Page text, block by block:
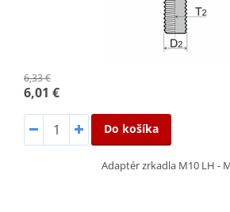
6,33 €
6,01 €
Do košíka
Adaptér zrkadla M10 LH -